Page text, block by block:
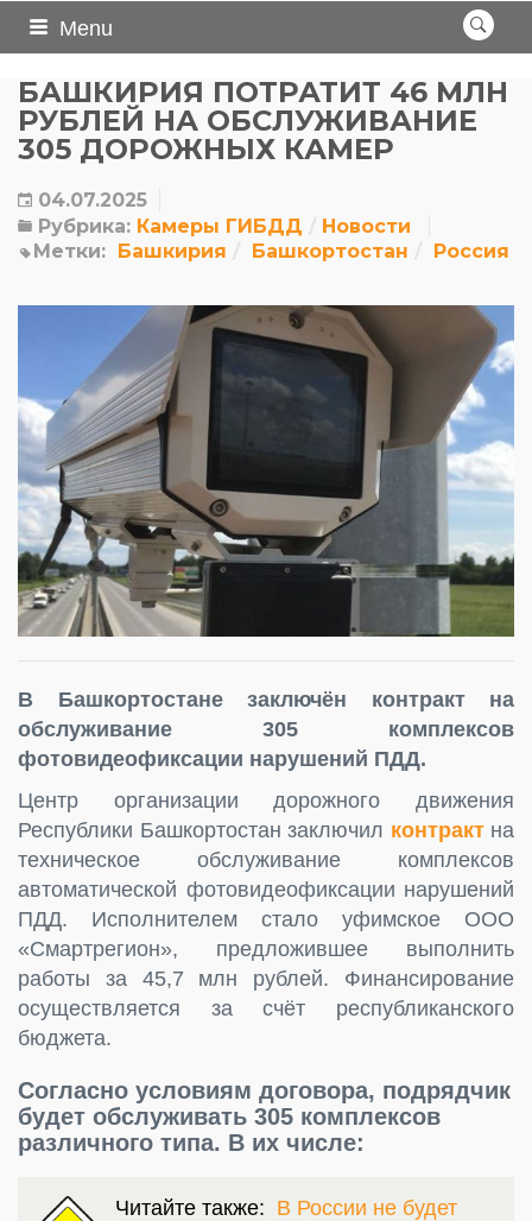
Menu
БАШКИРИЯ ПОТРАТИТ 46 МЛН
РУБЛЕЙ НА ОБСЛУЖИВАНИЕ
305 ДОРОЖНЫХ КАМЕР
04.07.2025
Рубрика: Камеры ГИБДД
Новости
Метки: Башкирия Башкортостан Россия
В Башкортостане заключён контракт на
обслуживание 305 комплексов
фотовидеофиксации нарушений ПДД.
Центр организации дорожного движения
Республики Башкортостан заключил контракт на
техническое обслуживание комплексов
автоматической фотовидеофиксации нарушений
ПДД. Исполнителем стало уфимское ООО
«Смартрегион», предложившее выполнить
работы за 45,7 млн рублей. Финансирование
осуществляется за счёт республиканского
бюджета.
Согласно условиям договора, подрядчик
будет обслуживать 305 комплексов
различного типа. В их числе:
Читайте также: В России не будет